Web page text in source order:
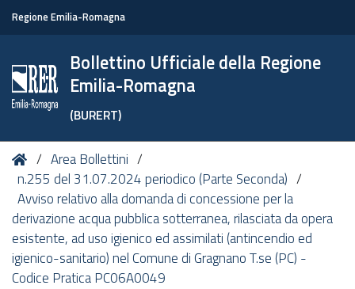
Regione Emilia-Romagna
Bollettino Ufficiale della Regione
Emilia-Romagna
(BURERT)
Tu
sei
qui:
HomeArea Bollettini
n.255 del 31.07.2024 periodico (Parte Seconda)
Avviso relativo alla domanda di concessione per la
derivazione acqua pubblica sotterranea, rilasciata da opera
esistente, ad uso igienico ed assimilati (antincendio ed
igienico-sanitario) nel Comune di Gragnano T.se (PC) -
Codice Pratica PC06A0049